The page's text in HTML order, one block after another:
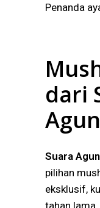
Penanda
dari
Suara
pilihan
eksklusif,
tahan